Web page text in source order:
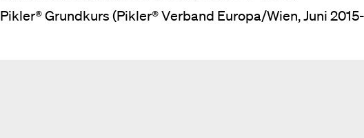
Pikler® Grundkurs (Pikler® Verband Europa/Wien, Juni